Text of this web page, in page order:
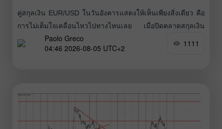
คู่สกุลเงิน EUR/USD ในวันอังคารแสดงให้เห็นเพียงสิ่งเดียว คือ
การไม่เต็มใจเคลื่อนไหวไปทางไหนเลย เมื่อปิดตลาดสกุลเงิน
ยุโรปแข็งค่าขึ้นราว 25 จุด และความผันผวนรวมทั้งวันไม่เกิน
40 จุด ดังนั้นจึงแทบเรียกได้ว่าไม่มีการเคลื่อนไหวของตลาดใน
Paolo Greco
04:46 2026-08-05 UTC+2
1111